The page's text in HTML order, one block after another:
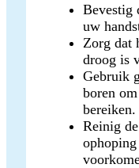
Bevestig
uw
Zorg dat
droog is
Gebruik
boren
bereiken.
Reinig